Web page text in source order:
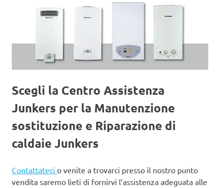
Scegli la Centro Assistenza
Junkers per la Manutenzione
sostituzione e Riparazione di
caldaie Junkers
Contattateci o venite a trovarci presso il nostro punto
vendita saremo lieti di fornirvi l’assistenza adeguata alle